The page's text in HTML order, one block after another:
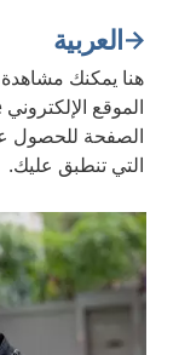
العربية
هنا يمكنك مشاهدة
الصفحة للحصول
التي تنطبق عليك.